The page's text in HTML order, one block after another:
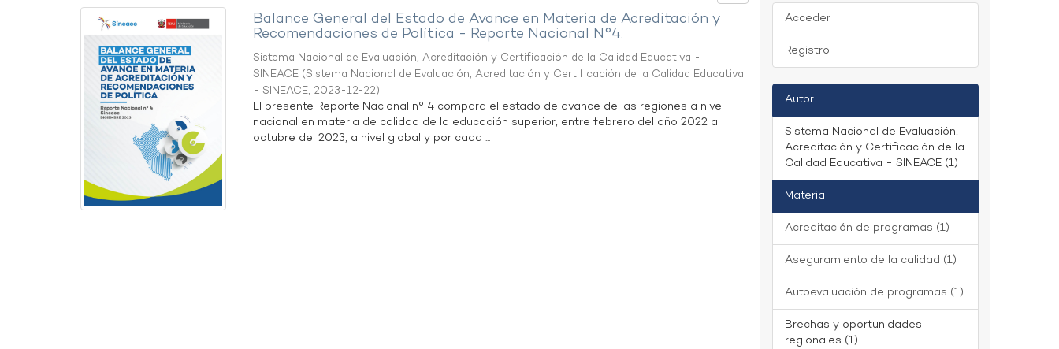
Balance General del Estado de Avance en Materia de Acreditación y
Recomendaciones de Política - Reporte Nacional N°4.
Sistema Nacional de Evaluación, Acreditación y Certificación de la Calidad Educativa -
SINEACE (Sistema Nacional de Evaluación, Acreditación y Certificación de la Calidad Educativa
- SINEACE, 2023-12-22)
El presente Reporte Nacional n° 4 compara el estado de avance de las regiones a nivel
nacional en materia de calidad de la educación superior, entre febrero del año 2022 a
octubre del 2023, a nivel global y por cada ...
Acceder
Registro
Autor
Sistema Nacional de Evaluación,
Acreditación y Certificación de la
Calidad Educativa - SINEACE (1)
Materia
Acreditación de programas (1)
Aseguramiento de la calidad (1)
Autoevaluación de programas (1)
Brechas y oportunidades
regionales (1)